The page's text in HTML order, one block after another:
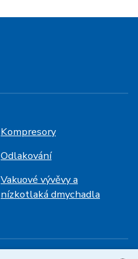
Kompresory
Odlakování
Vakuové vývěvy a
nízkotlaká dmychadla